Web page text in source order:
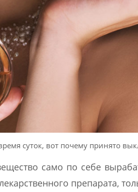
суток, вот почему принято
само по себе
препарата,